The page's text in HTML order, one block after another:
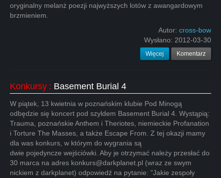
oryginalny melanż poezji najwyższych lotów z awangardowym
brzmieniem.
Autor: cross-bow
Wysłano: 2012-03-30
Więcej Komentarz
Konkursy : Basement Burial 4
W piątek, 13 kwietnia w poznańskim klubie Pod Minogą
odbędzie się koncert pod szyldem Basement Burial 4. Wystąpią:
Trauma, poznańskie Anthem i Theriotes, niemieckie Profanation
i Torture The Masses, a także Escape From. Z tej okazji mamy
dla was konkurs, w którym do wygrania są
dwie pojedyncze wejściówki. Aby je otrzymać należy przesłać do
30 marca na adres konkurs@darkplanet.pl (wraz ze swym
nickiem z darkplanet) odpowiedź na pytanie: "Jakie zespoły